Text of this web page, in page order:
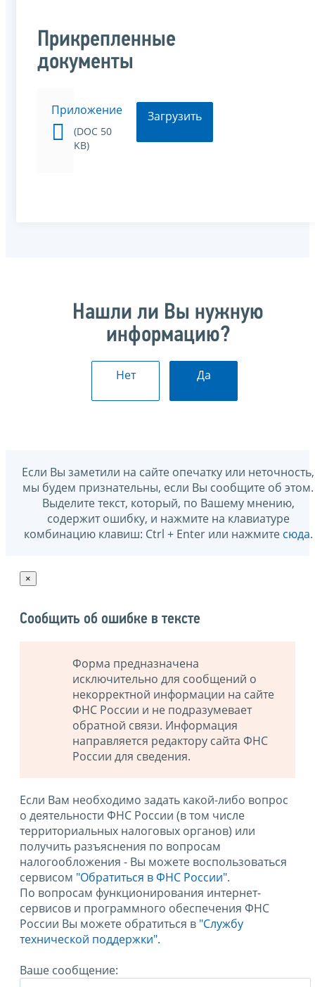
Прикрепленные
документы
Приложение
(DOC 50
KB)
Загрузить
Нашли ли Вы нужную
информацию?
Нет Да
Если Вы заметили на сайте опечатку или неточность,
мы будем признательны, если Вы сообщите об этом.
Выделите текст, который, по Вашему мнению,
содержит ошибку, и нажмите на клавиатуре
комбинацию клавиш: Ctrl + Enter или нажмите сюда.
×
Сообщить об ошибке в тексте
Форма предназначена
исключительно для сообщений о
некорректной информации на сайте
ФНС России и не подразумевает
обратной связи. Информация
направляется редактору сайта ФНС
России для сведения.
Если Вам необходимо задать какой-либо вопрос
о деятельности ФНС России (в том числе
территориальных налоговых органов) или
получить разъяснения по вопросам
налогообложения - Вы можете воспользоваться
сервисом "Обратиться в ФНС России".
По вопросам функционирования интернет-
сервисов и программного обеспечения ФНС
России Вы можете обратиться в "Службу
технической поддержки".
Ваше сообщение: